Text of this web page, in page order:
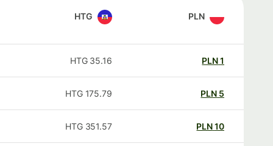
PLN
HTG
PLN
35.16
HTG
PLN
175.79
HTG
PLN
351.57
HTG